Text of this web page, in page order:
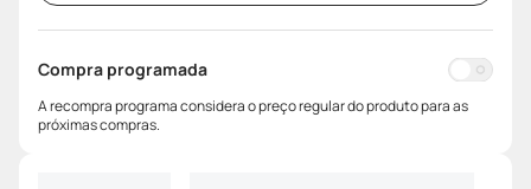
Compra programada
A recompra programa considera o preço regular do produto para as
próximas compras.